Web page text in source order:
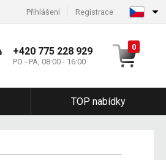
Přihlášení Registrace
+420 775 228 929
PO - PÁ, 08:00 - 16:00
0
TOP nabídky